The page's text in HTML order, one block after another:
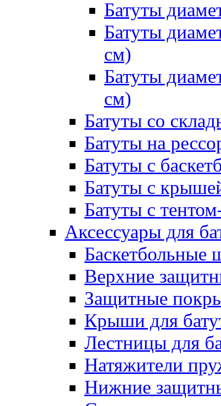
Батуты
Батуты
см)
Батуты
см)
Батуты со
Батуты на
Батуты с
Батуты с
Батуты с
Аксессуары для
Баскетбольные
Верхние
Защитные
Крыши для
Лестницы для
Натяжители
Нижние